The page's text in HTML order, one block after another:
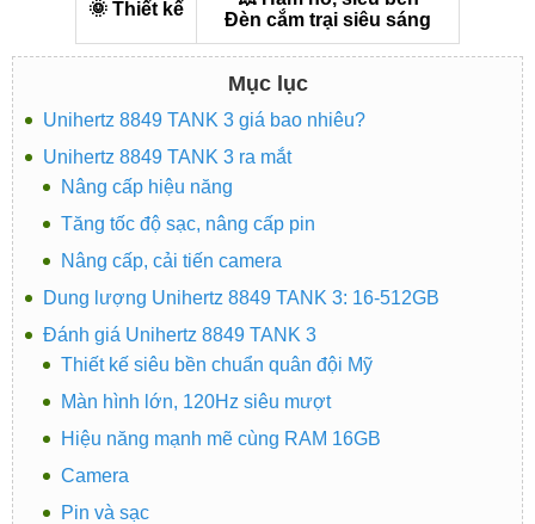
🌞 Thiết kế
Đèn cắm trại siêu sáng
Mục lục
Unihertz 8849 TANK 3 giá bao nhiêu?
Unihertz 8849 TANK 3 ra mắt
Nâng cấp hiệu năng
Tăng tốc độ sạc, nâng cấp pin
Nâng cấp, cải tiến camera
Dung lượng Unihertz 8849 TANK 3: 16-512GB
Đánh giá Unihertz 8849 TANK 3
Thiết kế siêu bền chuẩn quân đội Mỹ
Màn hình lớn, 120Hz siêu mượt
Hiệu năng mạnh mẽ cùng RAM 16GB
Camera
Pin và sạc